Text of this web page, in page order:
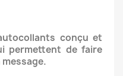
conçu et
permettent de faire